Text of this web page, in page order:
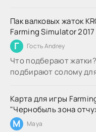
Пак валковых жаток
Farming Simulator 2017
Г Гость Andrey
Что подберают
подбирают солому
Карта для игры
"Чернобыль зона
M Maya